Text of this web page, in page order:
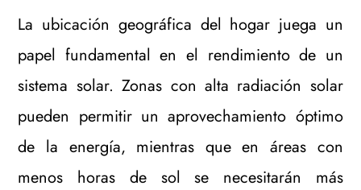
La ubicación geográfica del hogar juega un
papel fundamental en el rendimiento de un
sistema solar. Zonas con alta radiación solar
pueden permitir un aprovechamiento óptimo
de la energía, mientras que en áreas con
menos horas de sol se necesitarán más